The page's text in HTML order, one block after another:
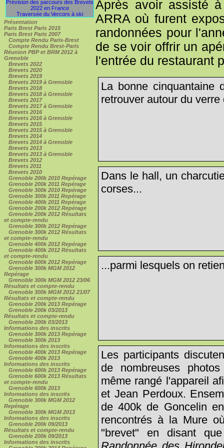
Prévision des parcours des Brevets
2022 en France
Traversée du Vercors à ski
Présentation
Paris Brest Paris 2015
Paris Brest Paris 2007
Compte Rendu Paris-Brest
Compte Rendu Brest-Paris
Réunion PBP et BRM 2012 à
Grenoble
Brevets 2022
Brevets 2020
Brevets 2019
Brevets 2019 à Grenoble
Brevets 2018
Brevets 2018 à Grenoble
Brevets 2017
Brevets 2017 à Grenoble
Brevets 2016
Brevets 2016 à Grenoble
Brevets 2015
Brevets 2015 à Grenoble
Brevets 2014
Brevets 2014 à Grenoble
Brevets 2013
Brevets 2013 à Grenoble
Brevets 2012
Brevets 2011
Brevets 2010
Grenoble 200k 2010 Repérage
Grenoble 200k 2011 Repérage
Grenoble 300k 2010 Repérage
Grenoble 300k 2011 Repérage
Grenoble 400k 2011 Repérage
Grenoble 200k 2012 Repérage
Grenoble 200k 2012 Résultats
et compte-rendu
Grenoble 300k 2012 Repérage
Grenoble 300k 2012 Résultats
et compte-rendu
Grenoble 400k 2012 Repérage
Grenoble 400k 2012 Résultats
et compte-rendu
Grenoble 600k 2012 Repérage
Grenoble 300k MGM 2012
Repérage
Grenoble 300k MGM 2012 23/06
Résultats et compte-rendu
Grenoble 300k MGM 2012 21/07
Résultats et compte-rendu
Grenoble 200k 2013 Repérage
Grenoble 200k 03/2013
Résultats et compte-rendu
Grenoble 200k 03/2013
Informations des inscrits
Grenoble 300k 2013 Repérage
Grenoble 300k 2013
Informations des inscrits
Grenoble 400k 2013 Repérage
Grenoble 400k 2013
Informations des inscrits
Grenoble 600k 2013 Repérage
Grenoble 600k 2013 Résultats
et compte-rendu
Grenoble 600k 2013
Informations des inscrits
Grenoble 300k MGM 2012
Repérage
Grenoble 300k MGM 2013
Informations des inscrits
Grenoble 200k 09/2013
Résultats et compte-rendu
Grenoble 200k 09/2013
Informations des inscrits
Après avoir assisté
ARRA où furent
randonnées pour
de se voir offrir un
l'entrée du restaurant
La bonne cinquantaine
retrouver autour du
Dans le hall, un
corses...
...parmi lesquels on
Les participants
de nombreuses
même rangé l'appareil
et Jean Perdoux.
de 400k de Goncelin
rencontrés à la Mure
"brevet" en disant